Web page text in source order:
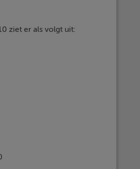
ziet er als volgt uit: